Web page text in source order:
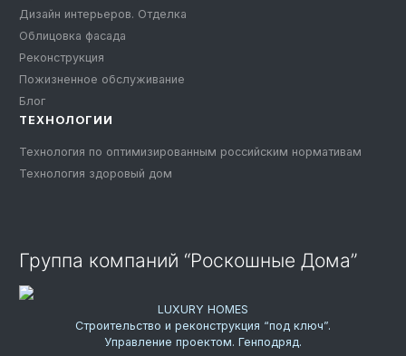
Дизайн интерьеров. Отделка
Облицовка фасада
Реконструкция
Пожизненное обслуживание
Блог
ТЕХНОЛОГИИ
Технология по оптимизированным российским нормативам
Технология здоровый дом
Группа компаний “Роскошные Дома”
LUXURY HOMES
Строительство и реконструкция “под ключ”.
Управление проектом. Генподряд.